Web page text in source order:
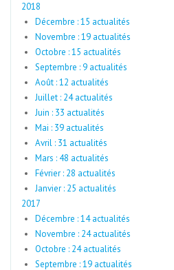
2018
Décembre : 15 actualités
Novembre : 19 actualités
Octobre : 15 actualités
Septembre : 9 actualités
Août : 12 actualités
Juillet : 24 actualités
Juin : 33 actualités
Mai : 39 actualités
Avril : 31 actualités
Mars : 48 actualités
Février : 28 actualités
Janvier : 25 actualités
2017
Décembre : 14 actualités
Novembre : 24 actualités
Octobre : 24 actualités
Septembre : 19 actualités